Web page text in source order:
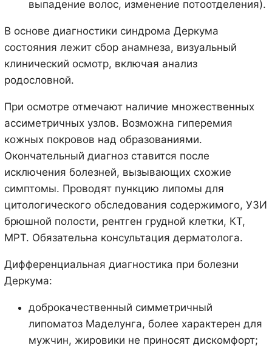
выпадение волос, изменение потоотделения).
В основе диагностики синдрома Деркума
состояния лежит сбор анамнеза, визуальный
клинический осмотр, включая анализ
родословной.
При осмотре отмечают наличие множественных
ассиметричных узлов. Возможна гиперемия
кожных покровов над образованиями.
Окончательный диагноз ставится после
исключения болезней, вызывающих схожие
симптомы. Проводят пункцию липомы для
цитологического обследования содержимого, УЗИ
брюшной полости, рентген грудной клетки, КТ,
МРТ. Обязательна консультация дерматолога.
Дифференциальная диагностика при болезни
Деркума:
доброкачественный симметричный
липоматоз Маделунга, более характерен для
мужчин, жировики не приносят дискомфорт;